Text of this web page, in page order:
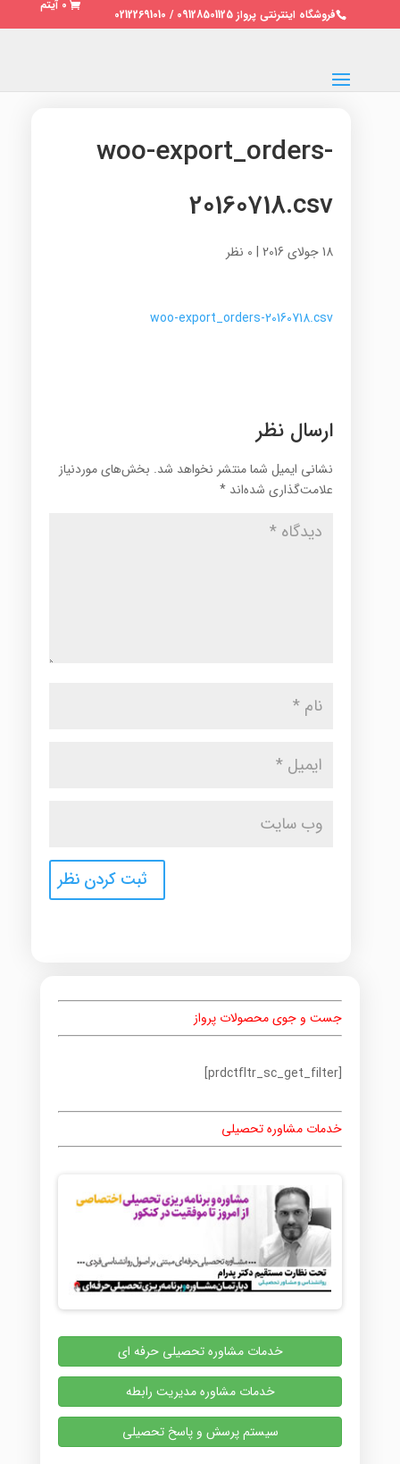
فروشگاه اینترنتی پرواز 09128501125 / 02122691010
0 آیتم
woo-export_orders-
20160718.csv
18 جولای 2016 | 0 نظر
woo-export_orders-20160718.csv
ارسال نظر
نشانی ایمیل شما منتشر نخواهد شد. بخش‌های موردنیاز
علامت‌گذاری شده‌اند *
جست و جوی محصولات پرواز
[prdctfltr_sc_get_filter]
خدمات مشاوره تحصیلی
خدمات مشاوره تحصیلی حرفه ای
خدمات مشاوره مدیریت رابطه
سیستم پرسش و پاسخ تحصیلی